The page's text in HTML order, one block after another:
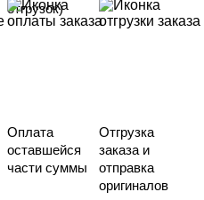
отгрузок)
Оплата
оставшейся
части суммы
Отгрузка
заказа и
отправка
оригиналов